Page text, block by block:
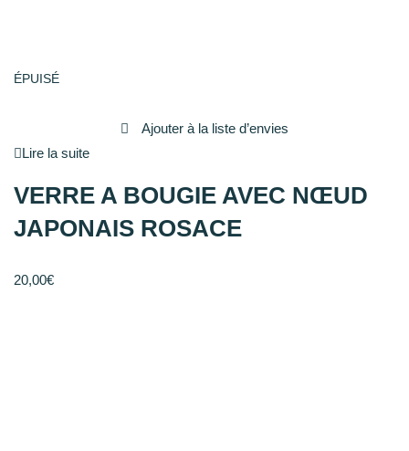
ÉPUISÉ
Ajouter à la liste d’envies
Lire la suite
VERRE A BOUGIE AVEC NŒUD
JAPONAIS ROSACE
20,00€